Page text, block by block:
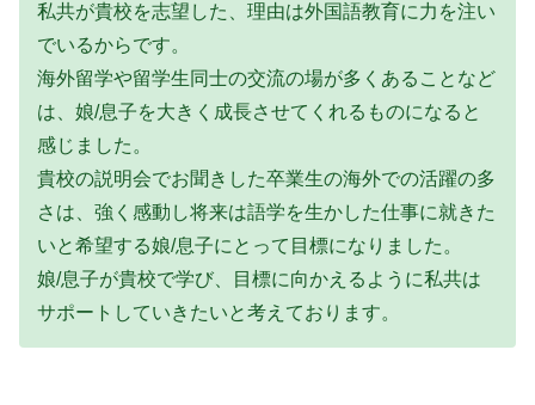
私共が貴校を志望した、理由は外国語教育に力を注い
でいるからです。
海外留学や留学生同士の交流の場が多くあることなど
は、娘/息子を大きく成長させてくれるものになると
感じました。
貴校の説明会でお聞きした卒業生の海外での活躍の多
さは、強く感動し将来は語学を生かした仕事に就きた
いと希望する娘/息子にとって目標になりました。
娘/息子が貴校で学び、目標に向かえるように私共は
サポートしていきたいと考えております。